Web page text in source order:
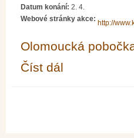
Datum konání: 2. 4.
Webové stránky akce:
http://
Olomoucká
Číst dál